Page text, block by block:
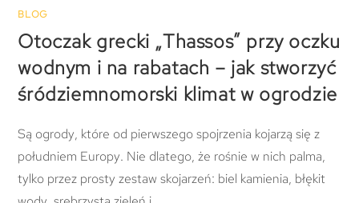
BLOG
Otoczak grecki „Thassos” przy oczku
wodnym i na rabatach – jak stworzyć
śródziemnomorski klimat w ogrodzie
Są ogrody, które od pierwszego spojrzenia kojarzą się z
południem Europy. Nie dlatego, że rośnie w nich palma,
tylko przez prosty zestaw skojarzeń: biel kamienia, błękit